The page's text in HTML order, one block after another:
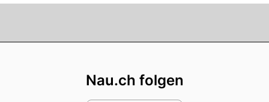
Nau.ch folgen